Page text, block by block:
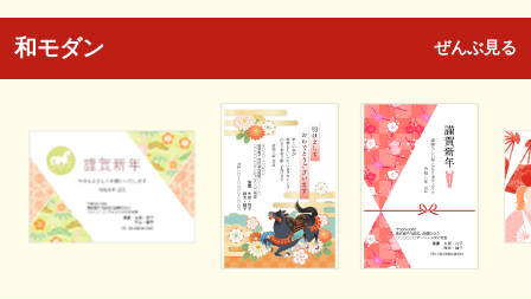
和モダン ぜんぶ見る